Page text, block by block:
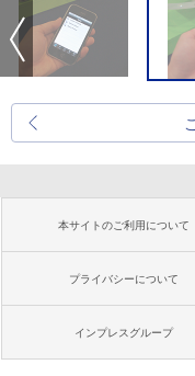
本サイトのご利用について
プライバシーについて
インプレスグループ